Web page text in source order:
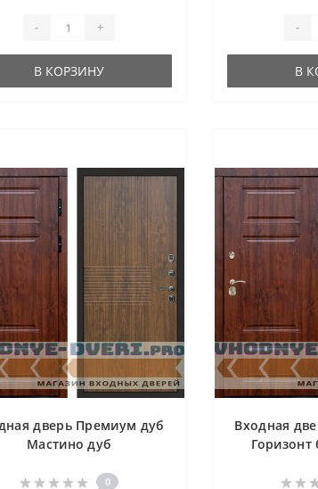
- +
В КОРЗИНУ
-
В
дверь Премиум дуб
Мастино дуб
0
Входная